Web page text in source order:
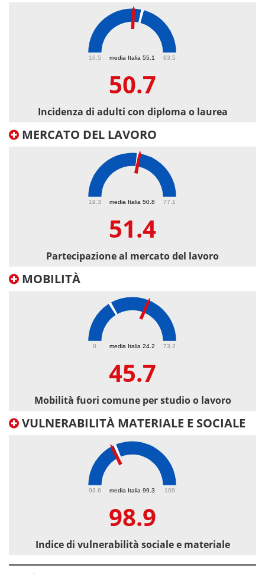
media Italia 55.1
16.5 83.5
50.7
Incidenza di adulti con diploma o laurea
MERCATO DEL LAVORO
media Italia 50.8
19.3 77.1
51.4
Partecipazione al mercato del lavoro
MOBILITÀ
media Italia 24.2
0 73.2
45.7
Mobilità fuori comune per studio o lavoro
VULNERABILITÀ MATERIALE E SOCIALE
media Italia 99.3
93.6 109
98.9
Indice di vulnerabilità sociale e materiale